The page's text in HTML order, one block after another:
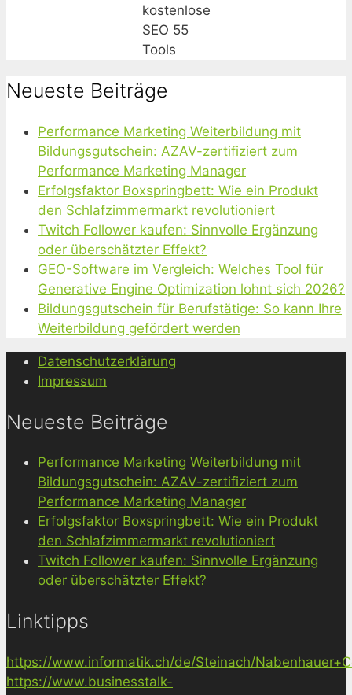
kostenlose
SEO 55
Tools
Neueste Beiträge
Performance Marketing Weiterbildung mit
Bildungsgutschein: AZAV-zertifiziert zum
Performance Marketing Manager
Erfolgsfaktor Boxspringbett: Wie ein Produkt
den Schlafzimmermarkt revolutioniert
Twitch Follower kaufen: Sinnvolle Ergänzung
oder überschätzter Effekt?
GEO-Software im Vergleich: Welches Tool für
Generative Engine Optimization lohnt sich 2026?
Bildungsgutschein für Berufstätige: So kann Ihre
Weiterbildung gefördert werden
Datenschutzerklärung
Impressum
Neueste Beiträge
Performance Marketing Weiterbildung mit
Bildungsgutschein: AZAV-zertifiziert zum
Performance Marketing Manager
Erfolgsfaktor Boxspringbett: Wie ein Produkt
den Schlafzimmermarkt revolutioniert
Twitch Follower kaufen: Sinnvolle Ergänzung
oder überschätzter Effekt?
Linktipps
https://www.informatik.ch/de/Steinach/
https://www.businesstalk-